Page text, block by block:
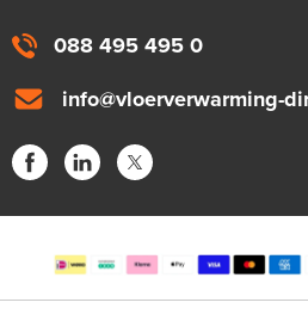
088 495 495 0
info@vloerverwarming-